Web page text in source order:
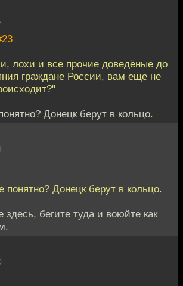
лохи и все прочие доведёные до
граждане России, вам еще не
Донецк берут в кольцо.
понятно? Донецк берут в кольцо.
здесь, бегите туда и воюйте как